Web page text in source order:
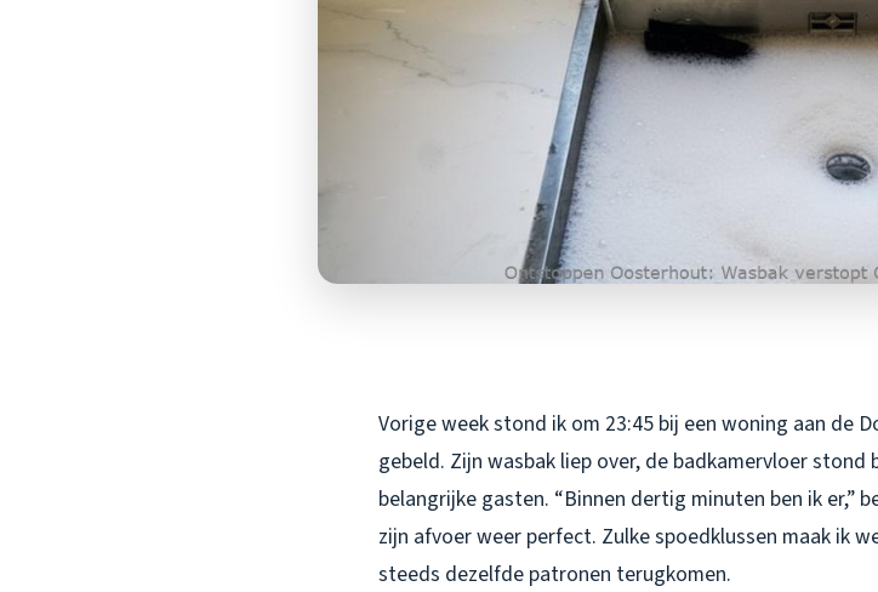
Vorige week stond ik om 23:45 bij een woning aan de
gebeld. Zijn wasbak liep over, de badkamervloer
belangrijke gasten. “Binnen dertig minuten ben ik er,”
zijn afvoer weer perfect. Zulke spoedklussen maak ik
steeds dezelfde patronen terugkomen.